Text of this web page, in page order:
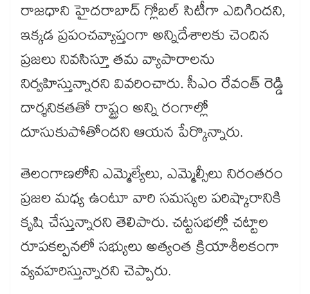
రాజధాని హైదరాబాద్ గ్లోబల్ సిటీగా ఎదిగిందని,
ఇక్కడ ప్రపంచవ్యాప్తంగా అన్నిదేశాలకు చెందిన
ప్రజలు నివసిస్తూ తమ వ్యాపారాలను
నిర్వహిస్తున్నారని వివరించారు. సీఎం రేవంత్ రెడ్డి
దార్శనికతతో రాష్ట్రం అన్ని రంగాల్లో
దూసుకుపోతోందని ఆయన పేర్కొన్నారు.
తెలంగాణలోని ఎమ్మెల్యేలు, ఎమ్మెల్సీలు నిరంతరం
ప్రజల మధ్య ఉంటూ వారి సమస్యల పరిష్కారానికి
కృషి చేస్తున్నారని తెలిపారు. చట్టసభల్లో చట్టాల
రూపకల్పనలో సభ్యులు అత్యంత క్రియాశీలకంగా
వ్యవహరిస్తున్నారని చెప్పారు.